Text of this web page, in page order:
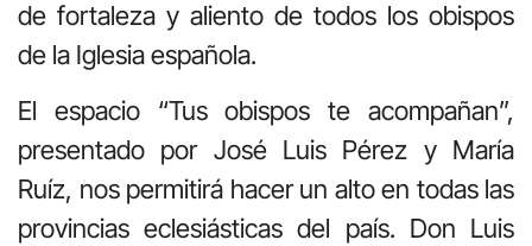
de fortaleza y aliento de todos los obispos
de la Iglesia española.
El espacio “Tus obispos te acompañan”,
presentado por José Luis Pérez y María
Ruíz, nos permitirá hacer un alto en todas las
provincias eclesiásticas del país. Don Luis